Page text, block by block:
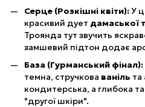
Серце (Розкішні квіти):У
красивий дует дамаської
Троянда тут звучить
замшевий підтон додає
База (Гурманський фінал):
темна, стручкова ваніль та
кондитерська, а глибока
"другої шкіри".